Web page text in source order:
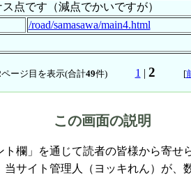
点です（減点でかいですが）
/road/samasawa/main4.html
ページ目を表示(合計49件) 1 | 2 [
この画面の説明
欄」を通じて読者の皆様から寄せ
サイト管理人（ヨッキれん）が、